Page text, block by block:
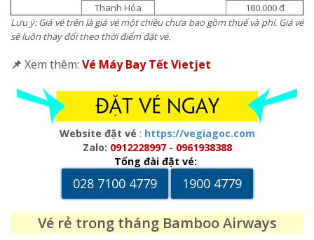
Thanh Hóa
180.000 đ
Lưu ý: Giá vé trên là giá vé một chiều chưa bao gồm thuế và phí. Giá vé
sẽ luôn thay đổi theo thời điểm đặt vé.
📌 Xem thêm: Vé Máy Bay Tết Vietjet
Website đặt vé : https://vegiagoc.com
Zalo: 0912228997- 0961938388
Tổng đài đặt vé:
028 7100 4779 1900 4779
Vé rẻ trong tháng Bamboo Airways